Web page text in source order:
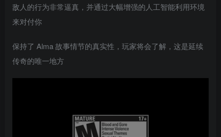
敌人的行为非常逼真，并通过大幅增强的人工智能利用环境
来对付你
保持了 Alma 故事情节的真实性，玩家将会了解，这是延续
传奇的唯一地方